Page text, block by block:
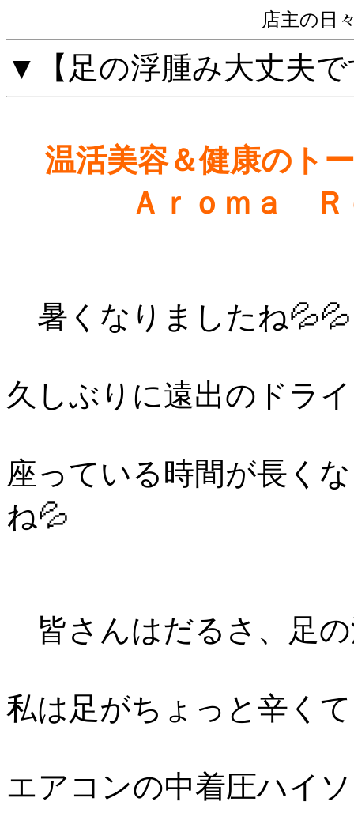
店主の日
▼【足の浮腫み大丈夫
温活美容＆健康の
Ａｒｏｍａ Ｒｏ
暑くなりましたね💦💦
久しぶりに遠出のドラ
座っている時間が長く
ね💦
皆さんはだるさ、足
私は足がちょっと辛く
エアコンの中着圧ハイ